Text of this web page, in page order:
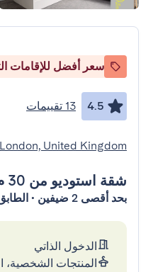
سعر أفضل للإقامات التي
4.5 13 تقييمات
London, United Kingdom
شقة استوديو من 30 م²
بحد أقصى 2 ضيفين • الطابق الأرضي
الدخول الذاتي
المنتجات الشخصية،